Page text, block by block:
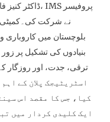
بلوچستان میں
بنیادوں کی تشکیل پر
ترقی، جدت، اور روزگار
کیا، جس کا مقصد اس
ایک کلیدی کردار میں